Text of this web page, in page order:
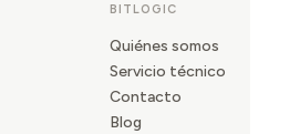
BITLOGIC
Quiénes somos
Servicio técnico
Contacto
Blog